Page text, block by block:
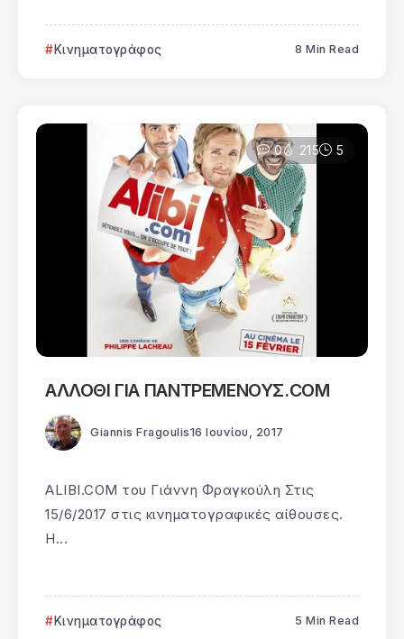
Κινηματογράφος 8 Min Read
0 215 5
ΑΛΛΟΘΙ ΓΙΑ ΠΑΝΤΡΕΜΕΝΟΥΣ.COM
Giannis Fragoulis16 Ιουνίου, 2017
ALIBI.COM του Γιάννη Φραγκούλη Στις
15/6/2017 στις κινηματογραφικές αίθουσες.
Η...
Κινηματογράφος 5 Min Read